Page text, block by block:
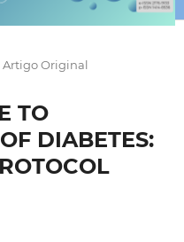
Artigo Original
TO
DIABETES: